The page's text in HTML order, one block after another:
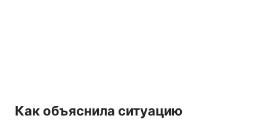
Как объяснила ситуацию